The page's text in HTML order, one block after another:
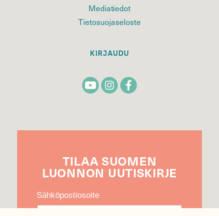
Mediatiedot
Tietosuojaseloste
KIRJAUDU
TILAA SUOMEN
LUONNON UUTIS­KIRJE
Sähköpostiosoite